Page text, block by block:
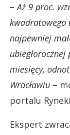
–Aż 9 proc.
kwadratowego
najpewniej
miesięcy,
Wrocławiu –
portalu
Ekspert